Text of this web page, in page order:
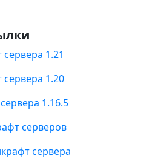
1.21
1.20
1.16.5
серверов
сервера